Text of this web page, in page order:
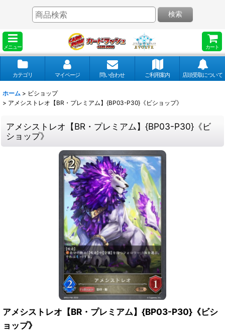
メニュー カート
検索
カテゴリ マイページ 問い合わせ ご利用案内 店頭受取について
ホーム > ビショップ
> アメシストレオ【BR・プレミアム】{BP03-P30}《ビショップ》
アメシストレオ【BR・プレミアム】{BP03-P30}《ビ
ショップ》
アメシストレオ【BR・プレミアム】{BP03-P30}《ビシ
ョップ》